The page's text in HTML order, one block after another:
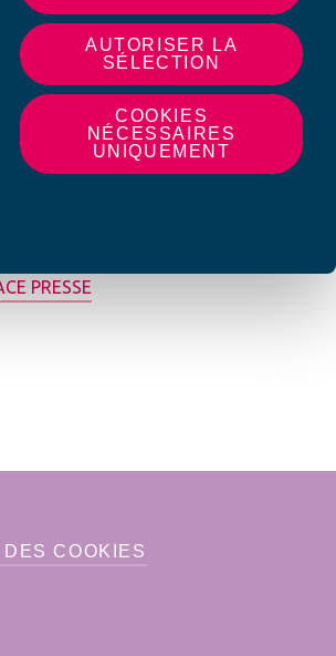
AUTORISER LA
SÉLECTION
COOKIES
NÉCESSAIRES
UNIQUEMENT
PRESSE
COOKIES